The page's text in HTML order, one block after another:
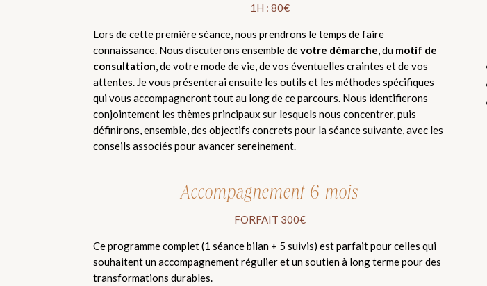
1H : 80€
Lors de cette première séance, nous prendrons le temps de faire
connaissance. Nous discuterons ensemble devotre démarche, du motif de
consultation, de votre mode de vie, de vos éventuelles craintes et de vos
attentes. Je vous présenterai ensuite les outils et les méthodes spécifiques
qui vous accompagneront tout au long de ce parcours. Nous identifierons
conjointement les thèmes principaux sur lesquels nous concentrer, puis
définirons, ensemble, des objectifs concrets pour la séance suivante, avec les
conseils associés pour avancer sereinement.
Accompagnement 6 mois
FORFAIT 300€
Ce programme complet (1 séance bilan + 5 suivis) est parfait pour celles qui
souhaitent un accompagnement régulier et un soutien à long terme pour des
transformations durables.